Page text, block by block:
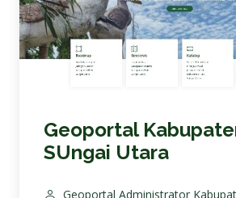
Geoportal
SUngai Utara
Geoportal Administrator